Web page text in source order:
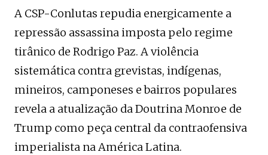
A CSP-Conlutas repudia energicamente a
repressão assassina imposta pelo regime
tirânico de Rodrigo Paz. A violência
sistemática contra grevistas, indígenas,
mineiros, camponeses e bairros populares
revela a atualização da Doutrina Monroe de
Trump como peça central da contraofensiva
imperialista na América Latina.